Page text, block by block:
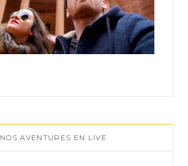
NOS AVENTURES EN LIVE